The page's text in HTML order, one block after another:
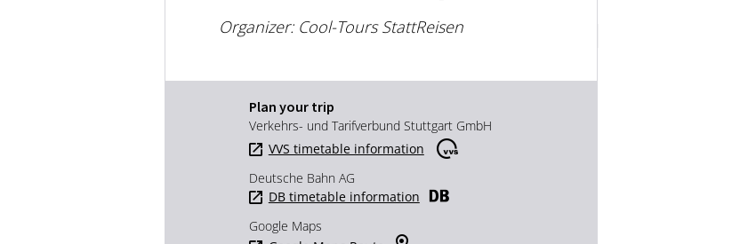
Organizer: Cool-Tours StattReisen
Plan your trip
Verkehrs- und Tarifverbund Stuttgart GmbH
VVS timetable information
Deutsche Bahn AG
DB timetable information
Google Maps